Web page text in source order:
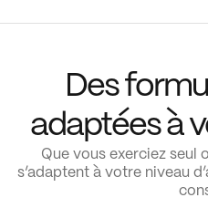
Des
adaptées à
Que vous exerciez seul
s’adaptent à votre niveau